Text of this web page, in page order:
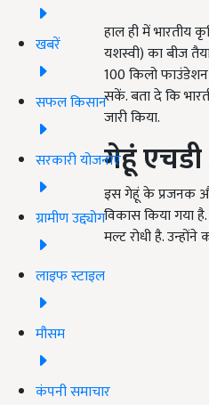
खबरें
सफल किसान
सरकारी योजनाएं
ग्रामीण उद्द्योग
लाइफ स्टाइल
मौसम
कंपनी समाचार
हाल ही में
यशस्वी) का बीज
100 किलो
सकें. बता दे कि
जारी किया.
गेहूं एचडी
इस गेहूं के प्रजनक
विकास किया गया
मल्ट रोधी है.